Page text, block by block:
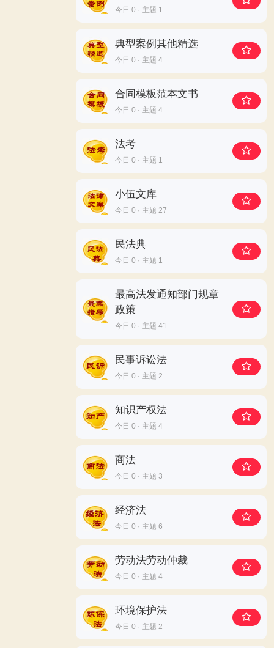
今日 0 · 主题 1
典型案例其他精选
今日 0 · 主题 4
合同模板范本文书
今日 0 · 主题 4
法考
今日 0 · 主题 1
小伍文库
今日 0 · 主题 27
民法典
今日 0 · 主题 1
最高法发通知部门规章
政策
今日 0 · 主题 41
民事诉讼法
今日 0 · 主题 2
知识产权法
今日 0 · 主题 4
商法
今日 0 · 主题 3
经济法
今日 0 · 主题 6
劳动法劳动仲裁
今日 0 · 主题 4
环境保护法
今日 0 · 主题 2